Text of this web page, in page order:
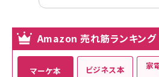
Amazon 売れ筋ランキング
マーケ本 ビジネス本 家